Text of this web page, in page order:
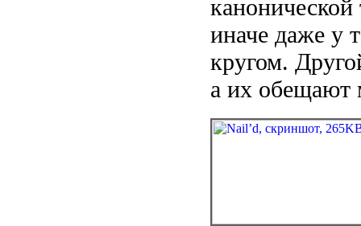
иначе даже у
кругом.
а их обещают